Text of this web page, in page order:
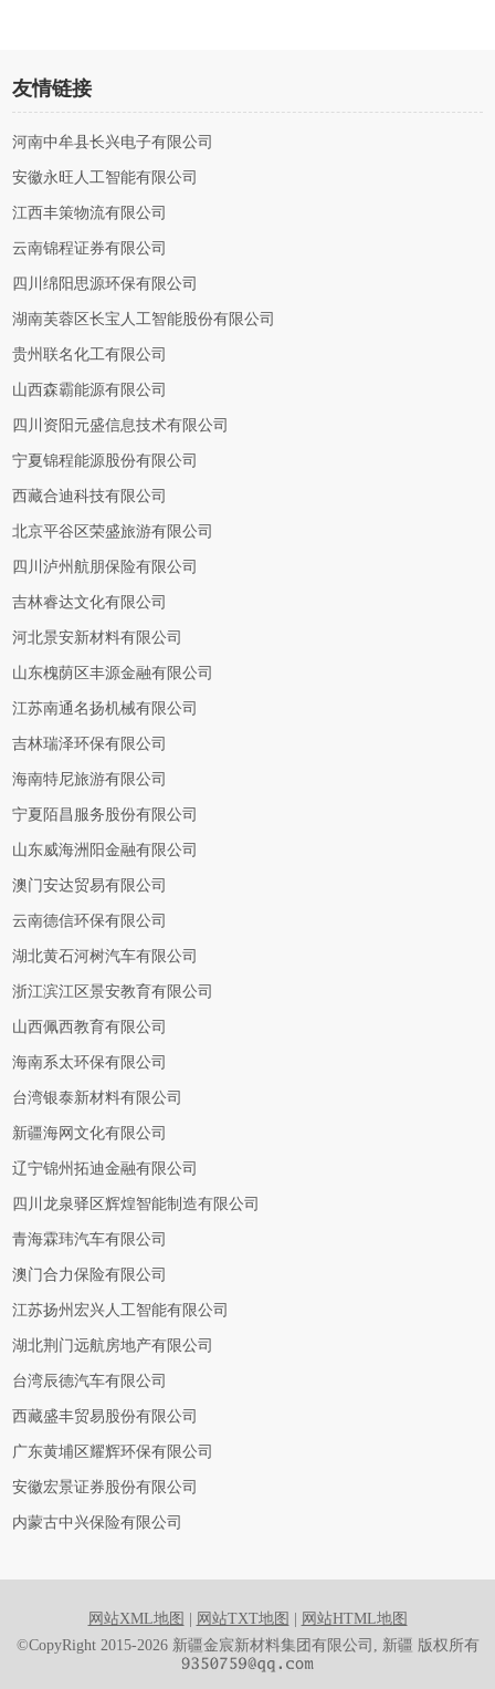
友情链接
河南中牟县长兴电子有限公司
安徽永旺人工智能有限公司
江西丰策物流有限公司
云南锦程证券有限公司
四川绵阳思源环保有限公司
湖南芙蓉区长宝人工智能股份有限公司
贵州联名化工有限公司
山西森霸能源有限公司
四川资阳元盛信息技术有限公司
宁夏锦程能源股份有限公司
西藏合迪科技有限公司
北京平谷区荣盛旅游有限公司
四川泸州航朋保险有限公司
吉林睿达文化有限公司
河北景安新材料有限公司
山东槐荫区丰源金融有限公司
江苏南通名扬机械有限公司
吉林瑞泽环保有限公司
海南特尼旅游有限公司
宁夏陌昌服务股份有限公司
山东威海洲阳金融有限公司
澳门安达贸易有限公司
云南德信环保有限公司
湖北黄石河树汽车有限公司
浙江滨江区景安教育有限公司
山西佩西教育有限公司
海南系太环保有限公司
台湾银泰新材料有限公司
新疆海网文化有限公司
辽宁锦州拓迪金融有限公司
四川龙泉驿区辉煌智能制造有限公司
青海霖玮汽车有限公司
澳门合力保险有限公司
江苏扬州宏兴人工智能有限公司
湖北荆门远航房地产有限公司
台湾辰德汽车有限公司
西藏盛丰贸易股份有限公司
广东黄埔区耀辉环保有限公司
安徽宏景证券股份有限公司
内蒙古中兴保险有限公司
网站XML地图 网站TXT地图
网站HTML地图
©CopyRight 2015-2026 新疆金宸新材料集团有限公司, 新疆 版权所有